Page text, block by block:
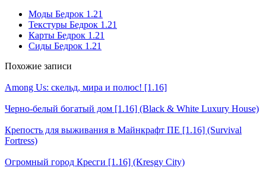
Моды Бедрок 1.21
Текстуры Бедрок 1.21
Карты Бедрок 1.21
Сиды Бедрок 1.21
Похожие записи
Among Us: скельд, мира и полюс! [1.16]
Черно-белый богатый дом [1.16] (Black & White Luxury House)
Крепость для выживания в Майнкрафт ПЕ [1.16] (Survival
Fortress)
Огромный город Кресги [1.16] (Kresgy City)